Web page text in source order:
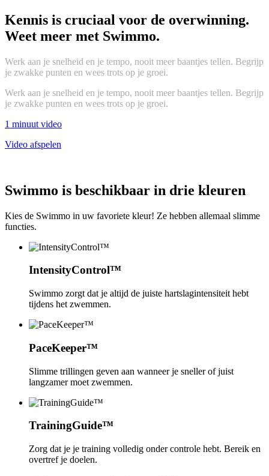
Kennis is cruciaal voor de overwinning.
Weet meer met Swimmo.
Werk aan je snelheid en je tempo, nooit meer baantjes tellen. Begrijp
je zwakke punten en wees trots op je groei.
Werk aan je snelheid en je tempo, nooit meer baantjes tellen. Begrijp
je zwakke punten en wees trots op je groei.
1 minuut video
Video afspelen
Swimmo is beschikbaar in drie kleuren
Kies de Swimmo in uw favoriete kleur! Ze hebben allemaal slimme
functies.
IntensityControl™
Swimmo zorgt dat je altijd de juiste hartslagintensiteit hebt
tijdens het zwemmen.
PaceKeeper™
Slimme trillingen geven aan wanneer je sneller of juist
langzamer moet zwemmen.
TrainingGuide™
Zorg dat je je training volledig onder controle hebt. Bereik en
overtref je doelen.